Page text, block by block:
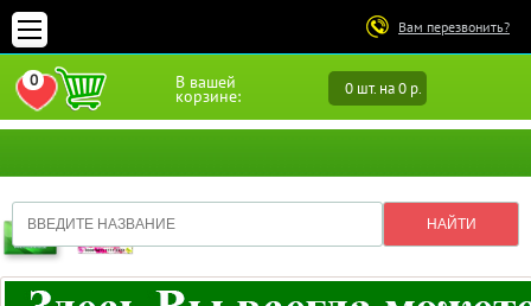
Вам перезвонить?
В вашей
корзине: 0 шт. на 0 р.
0
ПЕРЕЙТИ В ИЗБРАННОЕ